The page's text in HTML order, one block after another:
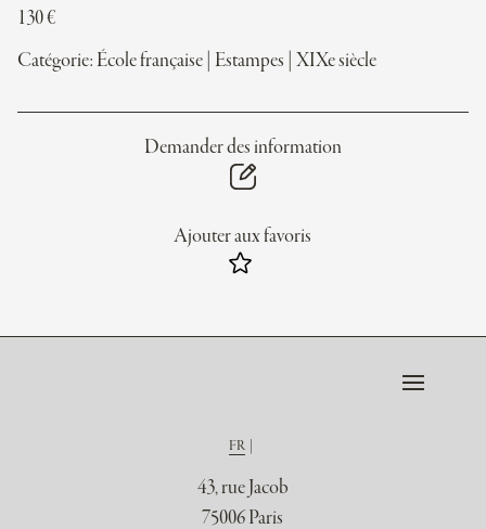
130€
Catégorie: École française Estampes XIXe siècle
Demander des information
Ajouter aux favoris
FR
43, rue Jacob
75006 Paris